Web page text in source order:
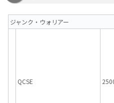
ジャンク・ウォリアー
QCSE